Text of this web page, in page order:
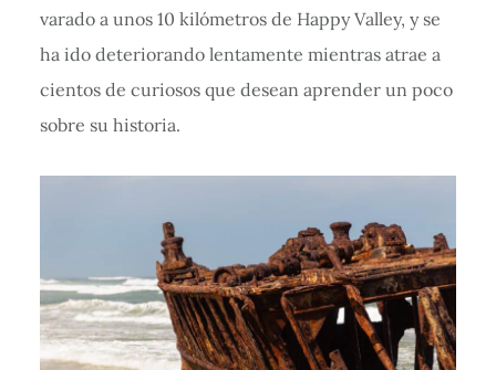
varado a unos 10 kilómetros de Happy Valley, y se
ha ido deteriorando lentamente mientras atrae a
cientos de curiosos que desean aprender un poco
sobre su historia.